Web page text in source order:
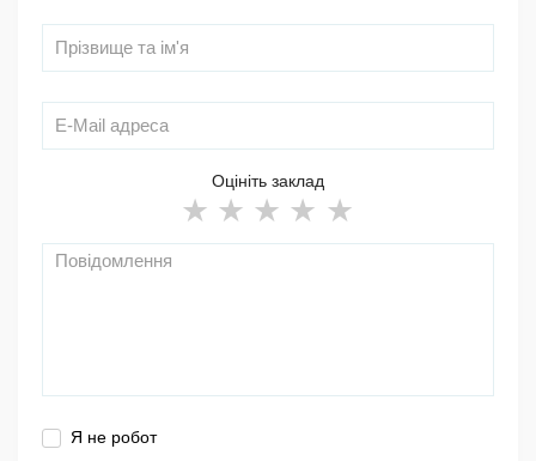
Оцініть заклад
Я не робот